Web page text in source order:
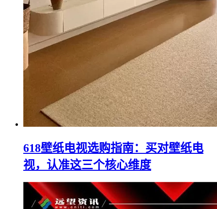
618壁纸电视选购指南：买对壁纸电
视，认准这三个核心维度